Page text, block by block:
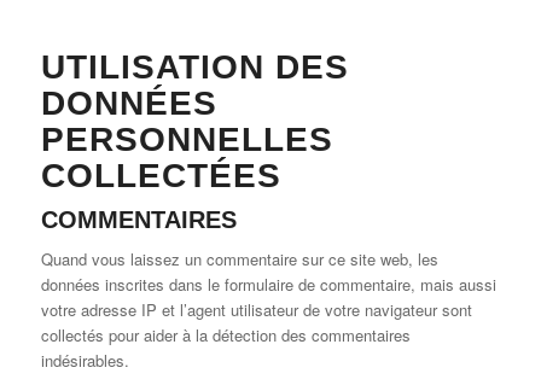
UTILISATION DES
DONNÉES
PERSONNELLES
COLLECTÉES
COMMENTAIRES
Quand vous laissez un commentaire sur ce site web, les
données inscrites dans le formulaire de commentaire, mais aussi
votre adresse IP et l’agent utilisateur de votre navigateur sont
collectés pour aider à la détection des commentaires
indésirables.